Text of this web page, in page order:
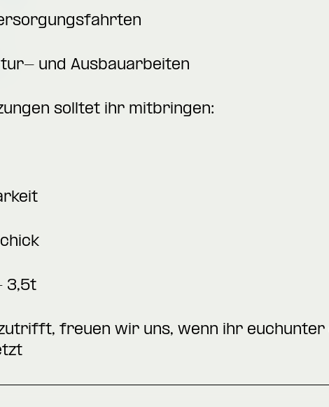
und Ausbauarbeiten
solltet ihr mitbringen:
3,5t
freuen wir uns, wenn ihr euchunter